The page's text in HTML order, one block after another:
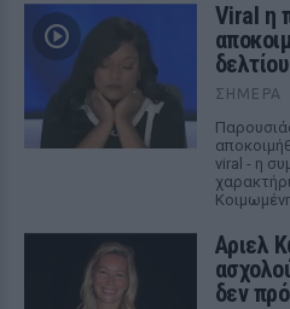
Viral η
ΣΉΜΕΡΑ
viral - η
Αριελ
δεν